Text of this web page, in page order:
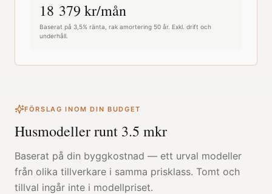
18 379 kr/mån
Baserat på 3,5% ränta, rak amortering 50 år. Exkl. drift och
underhåll.
FÖRSLAG INOM DIN BUDGET
Husmodeller runt 3.5 mkr
Baserat på din byggkostnad — ett urval modeller
från olika tillverkare i samma prisklass. Tomt och
tillval ingår inte i modellpriset.